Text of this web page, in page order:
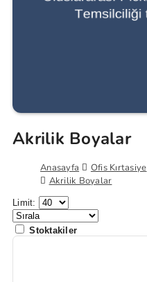
Akrilik Boyalar
Anasayfa Ofis Kırtasiye
Akrilik Boyalar
Limit:
Stoktakiler